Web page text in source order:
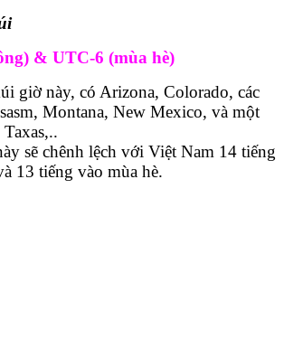
& UTC-6 (mùa hè)
giờ này, có Arizona, Colorado, các
Montana, New Mexico, và một
sẽ chênh lệch với Việt Nam 14 tiếng
13 tiếng vào mùa hè.